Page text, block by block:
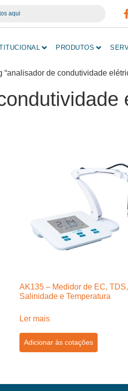
PRODUTOS
“analisador de condutividade
AK135 – Medidor de EC, TDS,
Salinidade e Temperatura
Ler mais
Adicionar às cotações